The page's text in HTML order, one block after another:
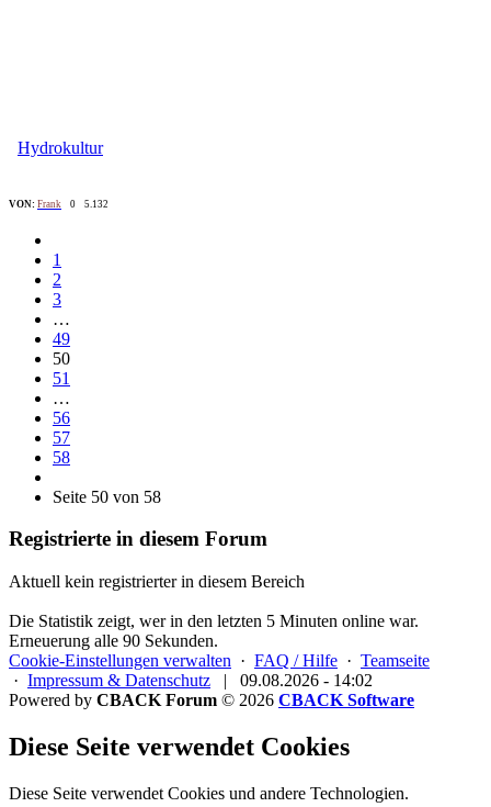
Hydrokultur
VON: Frank 0 5.132
1
2
3
…
49
50
51
…
56
57
58
Seite 50 von 58
Registrierte in diesem Forum
Aktuell kein registrierter in diesem Bereich
Die Statistik zeigt, wer in den letzten 5 Minuten online war.
Erneuerung alle 90 Sekunden.
Cookie-Einstellungen verwalten · FAQ / Hilfe · Teamseite
· Impressum & Datenschutz |
09.08.2026 - 14:02
Powered by CBACK Forum © 2026 CBACK Software
Diese Seite verwendet Cookies
Diese Seite verwendet Cookies und andere Technologien.